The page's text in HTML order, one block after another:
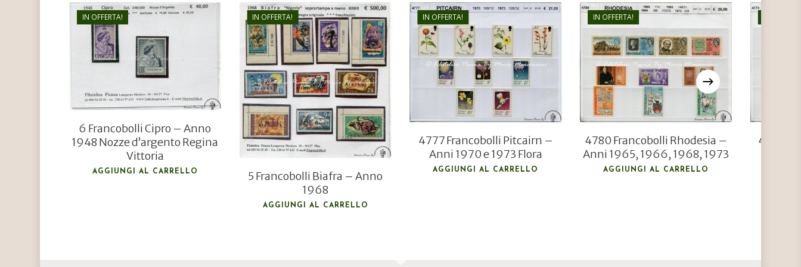
IN OFFERTA!
25,00
6 Francobolli Cipro – Anno
1948 Nozze d’argento Regina
Vittoria
AGGIUNGI AL CARRELLO
IN OFFERTA!
€500,00
€200,00
5 Francobolli Biafra – Anno
1968
AGGIUNGI AL CARRELLO
IN OFFERTA!
€21,00
€15,00
4777 Francobolli Pitcairn –
Anni 1970 e 1973 Flora
AGGIUNGI AL CARRELLO
IN OFFERTA!
€26,00
€18,00
4780 Francobolli Rhodesia –
Anni 1965, 1966, 1968, 1973
AGGIUNGI AL CARRELLO
4774